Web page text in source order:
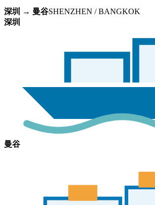
深圳 → 曼谷SHENZHEN / BANGKOK
深圳
曼谷